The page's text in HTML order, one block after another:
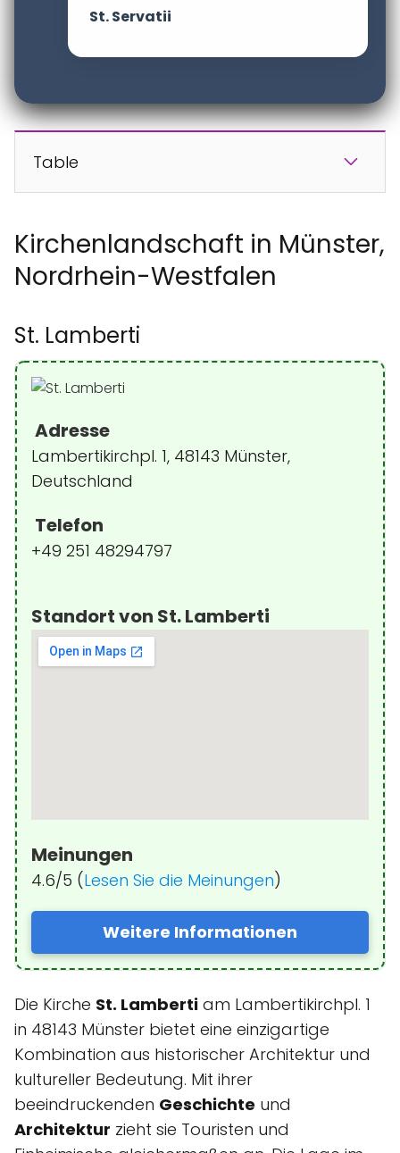
St. Servatii
Table
Kirchenlandschaft in Münster,
Nordrhein-Westfalen
St. Lamberti
Adresse
Lambertikirchpl. 1, 48143 Münster,
Deutschland
Telefon
+49 251 48294797
Standort von St. Lamberti
Meinungen
4.6/5 (Lesen Sie die Meinungen)
Weitere Informationen
Die Kirche St. Lamberti am Lambertikirchpl. 1
in 48143 Münster bietet eine einzigartige
Kombination aus historischer Architektur und
kultureller Bedeutung. Mit ihrer
beeindruckenden Geschichte und
Architektur zieht sie Touristen und